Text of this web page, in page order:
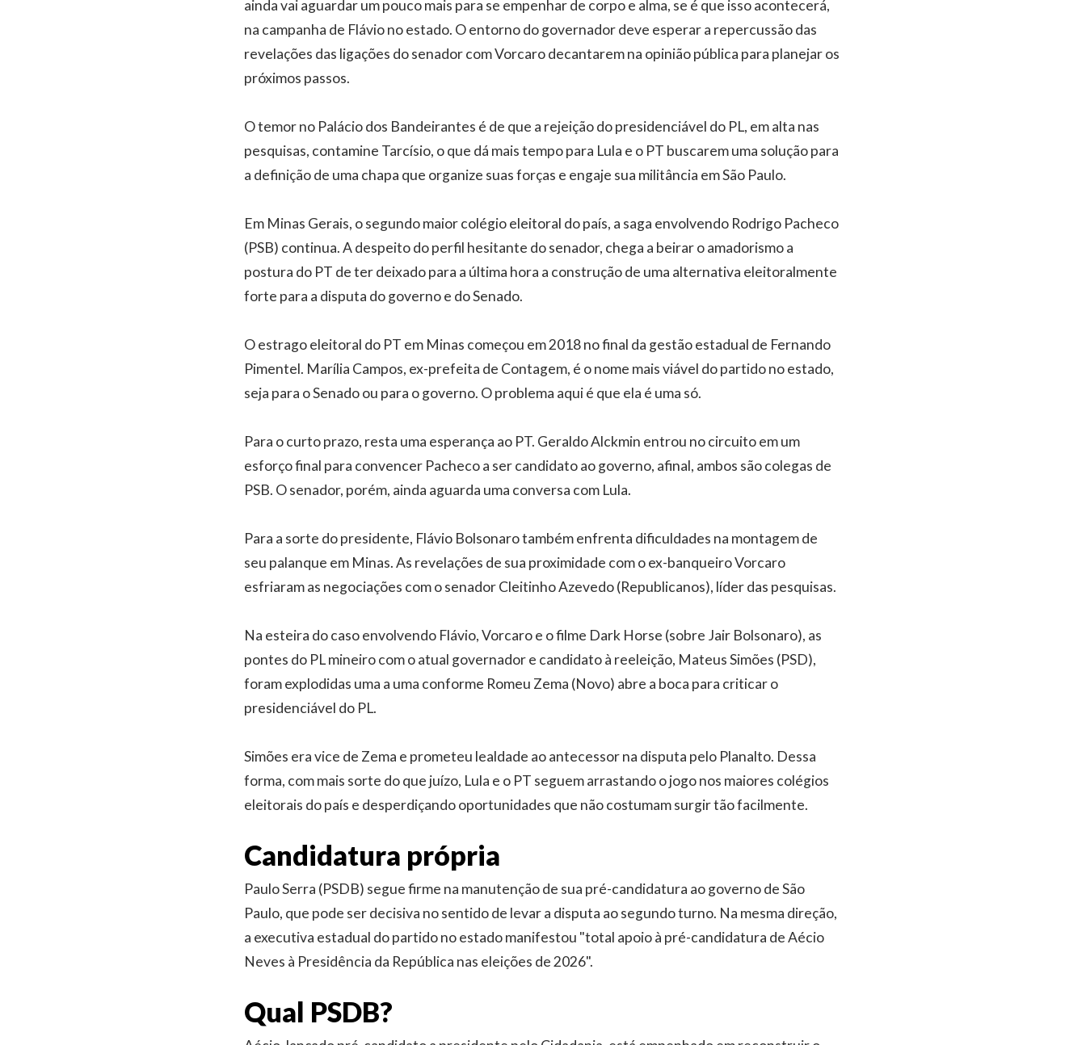
ainda vai aguardar um pouco mais para se empenhar de corpo e alma, se é que isso acontecerá,
na campanha de Flávio no estado. O entorno do governador deve esperar a repercussão das
revelações das ligações do senador com Vorcaro decantarem na opinião pública para planejar os
próximos passos.
O temor no Palácio dos Bandeirantes é de que a rejeição do presidenciável do PL, em alta nas
pesquisas, contamine Tarcísio, o que dá mais tempo para Lula e o PT buscarem uma solução para
a definição de uma chapa que organize suas forças e engaje sua militância em São Paulo.
Em Minas Gerais, o segundo maior colégio eleitoral do país, a saga envolvendo Rodrigo Pacheco
(PSB) continua. A despeito do perfil hesitante do senador, chega a beirar o amadorismo a
postura do PT de ter deixado para a última hora a construção de uma alternativa eleitoralmente
forte para a disputa do governo e do Senado.
O estrago eleitoral do PT em Minas começou em 2018 no final da gestão estadual de Fernando
Pimentel. Marília Campos, ex-prefeita de Contagem, é o nome mais viável do partido no estado,
seja para o Senado ou para o governo. O problema aqui é que ela é uma só.
Para o curto prazo, resta uma esperança ao PT. Geraldo Alckmin entrou no circuito em um
esforço final para convencer Pacheco a ser candidato ao governo, afinal, ambos são colegas de
PSB. O senador, porém, ainda aguarda uma conversa com Lula.
Para a sorte do presidente, Flávio Bolsonaro também enfrenta dificuldades na montagem de
seu palanque em Minas. As revelações de sua proximidade com o ex-banqueiro Vorcaro
esfriaram as negociações com o senador Cleitinho Azevedo (Republicanos), líder das pesquisas.
Na esteira do caso envolvendo Flávio, Vorcaro e o filme Dark Horse (sobre Jair Bolsonaro), as
pontes do PL mineiro com o atual governador e candidato à reeleição, Mateus Simões (PSD),
foram explodidas uma a uma conforme Romeu Zema (Novo) abre a boca para criticar o
presidenciável do PL.
Simões era vice de Zema e prometeu lealdade ao antecessor na disputa pelo Planalto. Dessa
forma, com mais sorte do que juízo, Lula e o PT seguem arrastando o jogo nos maiores colégios
eleitorais do país e desperdiçando oportunidades que não costumam surgir tão facilmente.
Candidatura própria
Paulo Serra (PSDB) segue firme na manutenção de sua pré-candidatura ao governo de São
Paulo, que pode ser decisiva no sentido de levar a disputa ao segundo turno. Na mesma direção,
a executiva estadual do partido no estado manifestou "total apoio à pré-candidatura de Aécio
Neves à Presidência da República nas eleições de 2026".
Qual PSDB?